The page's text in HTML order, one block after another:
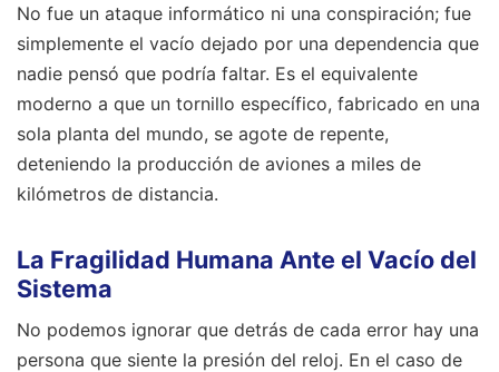
No fue un ataque informático ni una conspiración; fue
simplemente el vacío dejado por una dependencia que
nadie pensó que podría faltar. Es el equivalente
moderno a que un tornillo específico, fabricado en una
sola planta del mundo, se agote de repente,
deteniendo la producción de aviones a miles de
kilómetros de distancia.
La Fragilidad Humana Ante el Vacío del
Sistema
No podemos ignorar que detrás de cada error hay una
persona que siente la presión del reloj. En el caso de